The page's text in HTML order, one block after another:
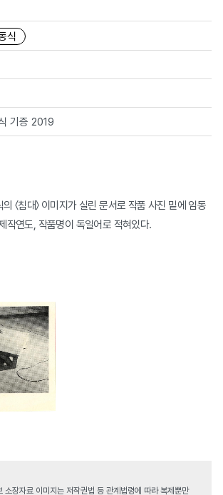
식
기증 2019
〈침대〉 이미지가 실린 문서로 작품 사진 밑에 임동
작연도, 작품명이 독일어로 적혀있다.
소장자료 이미지는 저작권법 등 관계법령에 따라 복제뿐만